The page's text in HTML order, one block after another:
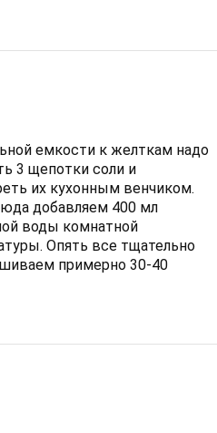
емкости к желткам надо
3 щепотки соли и
их кухонным венчиком.
добавляем 400 мл
воды комнатной
Опять все тщательно
примерно 30-40